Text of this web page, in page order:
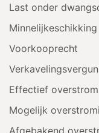
Last onder
Minnelijkeschikking
Voorkooprecht
Effectief
Mogelijk
Afgebakend